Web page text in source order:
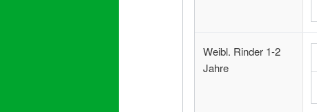
Weibl. Rinder 1-2
Jahre